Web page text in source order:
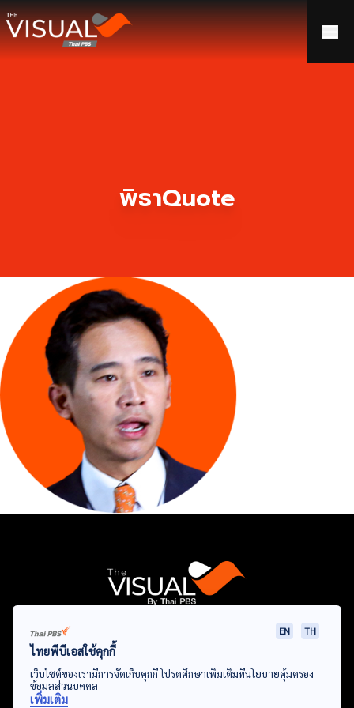
ข้ามไปยังเนื้อหา
พิธาQuote
Data VizArticles Topics
ไทยพีบีเอสใช้คุกกี้
EN TH
เว็บไซต์ของเรามีการจัดเก็บคุกกี้ โปรดศึกษาเพิ่มเติมที่นโยบายคุ้มครอง
ข้อมูลส่วนบุคคล
เพิ่มเติม